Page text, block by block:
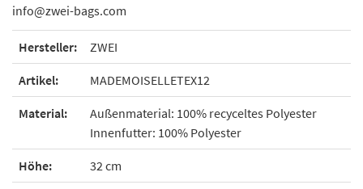
info@zwei-bags.com
Hersteller: ZWEI
Artikel: MADEMOISELLETEX12
Material:
Außenmaterial: 100% recyceltes Polyester
Innenfutter: 100% Polyester
Höhe: 32 cm